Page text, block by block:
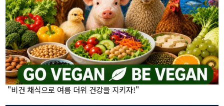
"비건 채식으로 여름 더위 건강을 지키자!"